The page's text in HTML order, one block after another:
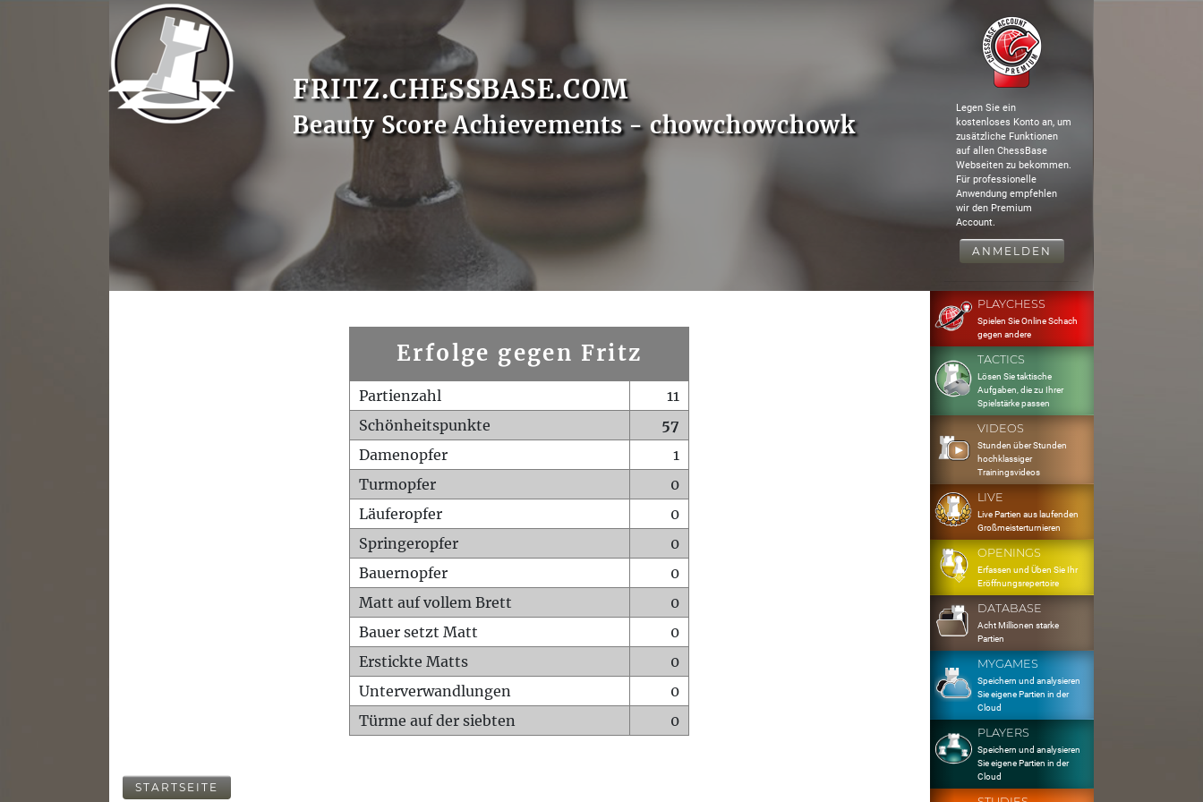
FRITZ.CHESSBASE.COM
Beauty Score Achievements - chowchowchowk
Legen Sie ein
kostenloses Konto an, um
zusätzliche Funktionen
auf allen ChessBase
Webseiten zu bekommen.
Für professionelle
Anwendung empfehlen
wir den Premium
Account.
ANMELDEN
Erfolge gegen Fritz
Partienzahl
11
Schönheitspunkte
57
Damenopfer
1
Turmopfer
0
Läuferopfer
0
Springeropfer
0
Bauernopfer
0
Matt auf vollem Brett
0
Bauer setzt Matt
0
Erstickte Matts
0
Unterverwandlungen
0
Türme auf der siebten
0
STARTSEITE
PLAYCHESS
Spielen Sie Online Schach
gegen andere
TACTICS
Lösen Sie taktische
Aufgaben, die zu Ihrer
Spielstärke passen
VIDEOS
Stunden über Stunden
hochklassiger
Trainingsvideos
LIVE
Live Partien aus laufenden
Großmeisterturnieren
OPENINGS
Erfassen und Üben Sie Ihr
Eröffnungsrepertoire
DATABASE
Acht Millionen starke
Partien
MYGAMES
Speichern und analysieren
Sie eigene Partien in der
Cloud
PLAYERS
Speichern und analysieren
Sie eigene Partien in der
Cloud